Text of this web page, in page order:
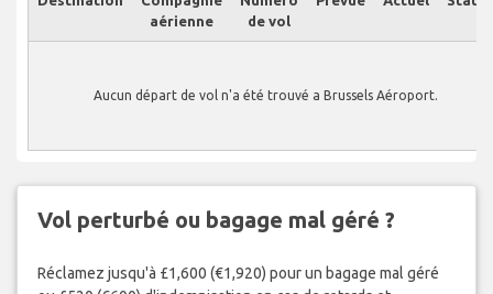
aérienne
de vol
Aucun départ de vol n'a été trouvé a Brussels Aéroport.
Vol perturbé ou bagage mal géré ?
Réclamez jusqu'à £1,600 (€1,920) pour un bagage mal géré